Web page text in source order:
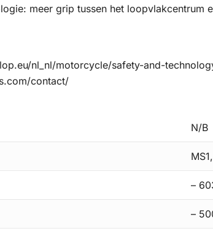
meer grip tussen het
nl_nl/motorcycle/safety-and-
contact/
N/B
–
–